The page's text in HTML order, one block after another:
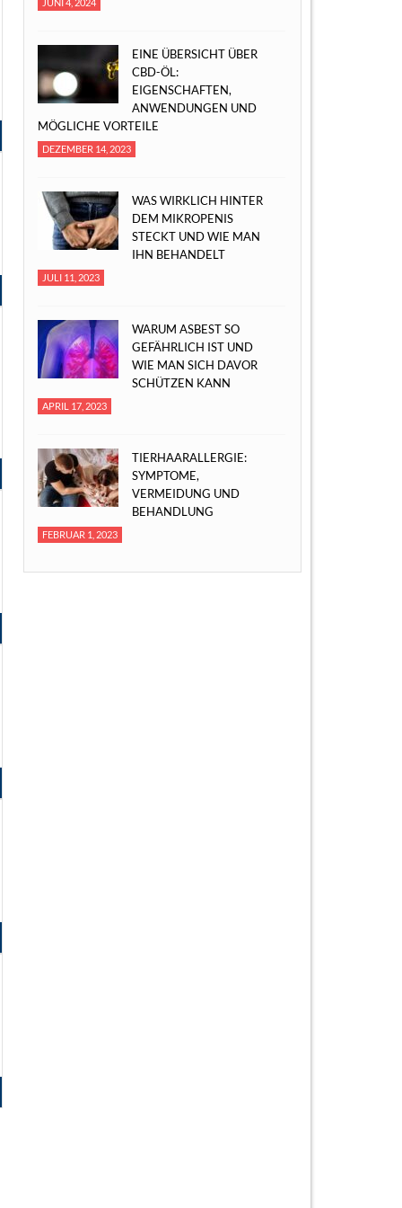
EINE ÜBERSICHT ÜBER
CBD-ÖL:
EIGENSCHAFTEN,
ANWENDUNGEN UND
MÖGLICHE VORTEILE
DEZEMBER 14, 2023
WAS WIRKLICH HINTER
DEM MIKROPENIS
STECKT UND WIE MAN
IHN BEHANDELT
JULI 11, 2023
WARUM ASBEST SO
GEFÄHRLICH IST UND
WIE MAN SICH DAVOR
SCHÜTZEN KANN
APRIL 17, 2023
TIERHAARALLERGIE:
SYMPTOME,
VERMEIDUNG UND
BEHANDLUNG
FEBRUAR 1, 2023